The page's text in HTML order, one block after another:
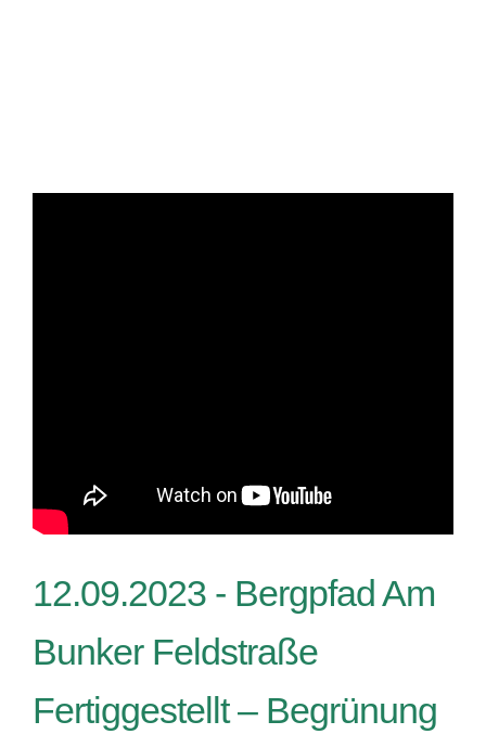
12.09.2023 - Bergpfad Am
Bunker Feldstraße
Fertiggestellt – Begrünung